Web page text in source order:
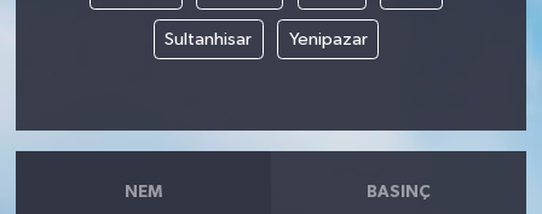
Sultanhisar Yenipazar
NEM BASINÇ